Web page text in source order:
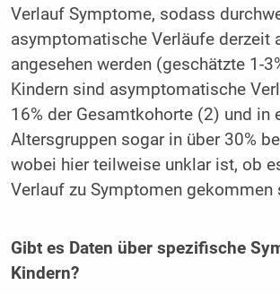
Verlauf Symptome, sodass
asymptomatische Verläufe derzeit
angesehen werden (geschätzte 1-
Kindern sind asymptomatische
16% der Gesamtkohorte (2) und in
Altersgruppen sogar in über 30%
wobei hier teilweise unklar ist, ob
Verlauf zu Symptomen gekommen
Gibt es Daten über spezifische
Kindern?